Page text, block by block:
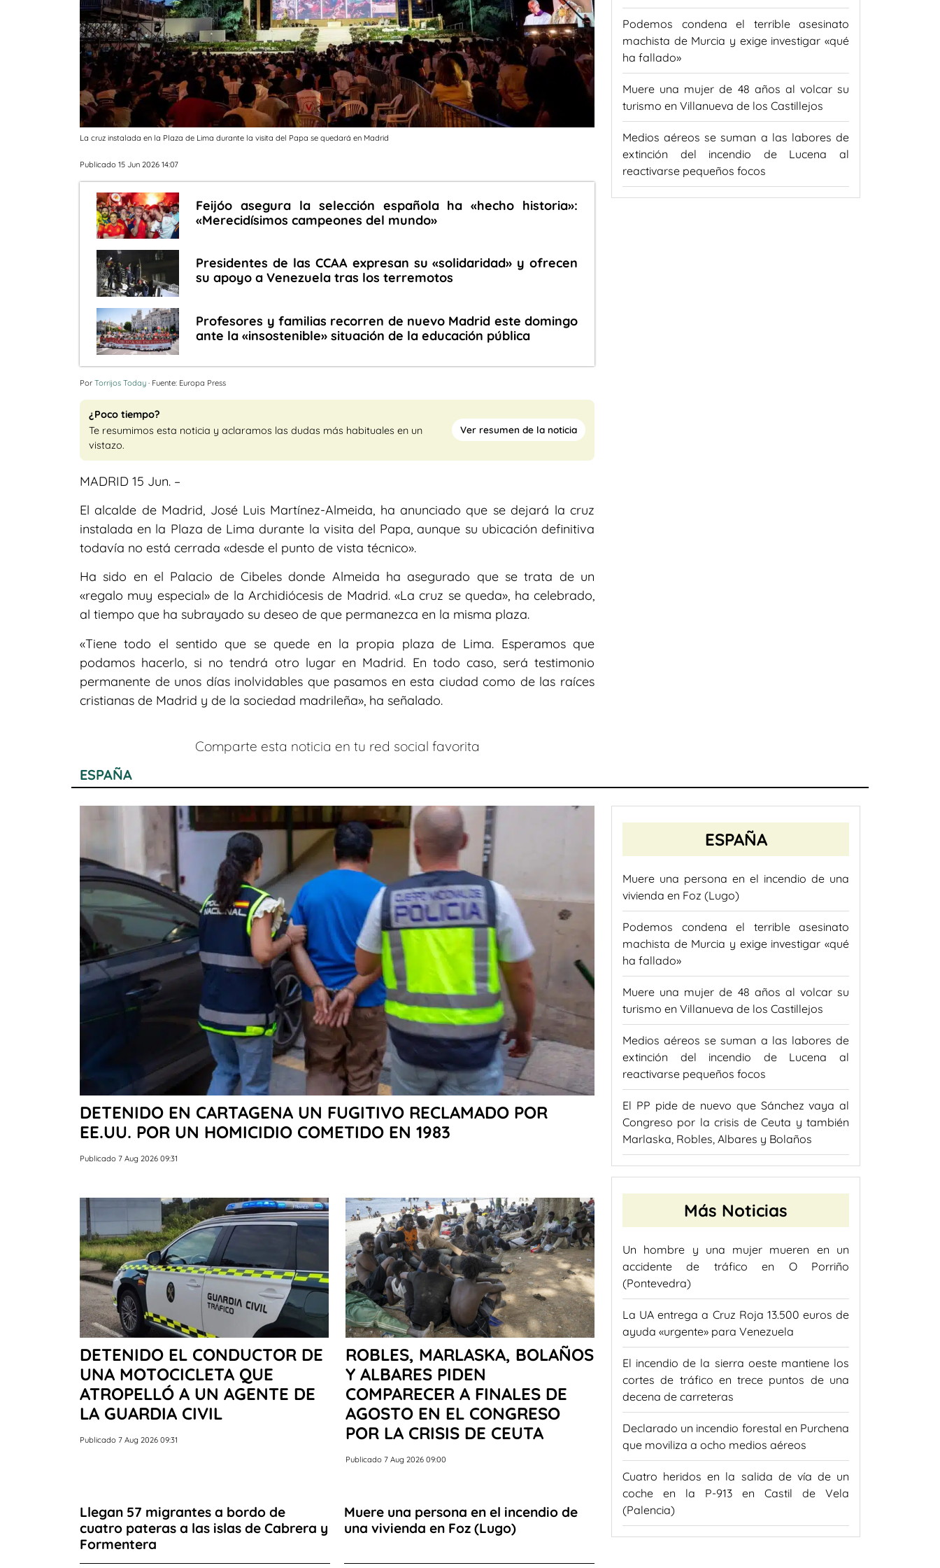
La cruz instalada en la Plaza de Lima durante la visita del Papa se quedará en Madrid
Publicado 15 Jun 2026 14:07
Feijóo asegura la selección española ha «hecho historia»:
«Merecidísimos campeones del mundo»
Presidentes de las CCAA expresan su «solidaridad» y ofrecen
su apoyo a Venezuela tras los terremotos
Profesores y familias recorren de nuevo Madrid este domingo
ante la «insostenible» situación de la educación pública
Por Torrijos Today · Fuente: Europa Press
¿Poco tiempo?
Te resumimos esta noticia y aclaramos las dudas más habituales en un
vistazo.
Ver resumen de la noticia
MADRID 15 Jun. –
El alcalde de Madrid, José Luis Martínez-Almeida, ha anunciado que se dejará la cruz
instalada en la Plaza de Lima durante la visita del Papa, aunque su ubicación definitiva
todavía no está cerrada «desde el punto de vista técnico».
Ha sido en el Palacio de Cibeles donde Almeida ha asegurado que se trata de un
«regalo muy especial» de la Archidiócesis de Madrid. «La cruz se queda», ha celebrado,
al tiempo que ha subrayado su deseo de que permanezca en la misma plaza.
«Tiene todo el sentido que se quede en la propia plaza de Lima. Esperamos que
podamos hacerlo, si no tendrá otro lugar en Madrid. En todo caso, será testimonio
permanente de unos días inolvidables que pasamos en esta ciudad como de las raíces
cristianas de Madrid y de la sociedad madrileña», ha señalado.
Comparte esta noticia en tu red social favorita
Podemos condena el terrible asesinato
machista de Murcia y exige investigar «qué
ha fallado»
Muere una mujer de 48 años al volcar su
turismo en Villanueva de los Castillejos
Medios aéreos se suman a las labores de
extinción del incendio de Lucena al
reactivarse pequeños focos
ESPAÑA
DETENIDO EN CARTAGENA UN FUGITIVO RECLAMADO POR
EE.UU. POR UN HOMICIDIO COMETIDO EN 1983
Publicado 7 Aug 2026 09:31
DETENIDO EL CONDUCTOR DE
UNA MOTOCICLETA QUE
ATROPELLÓ A UN AGENTE DE
LA GUARDIA CIVIL
Publicado 7 Aug 2026 09:31
ROBLES, MARLASKA, BOLAÑOS
Y ALBARES PIDEN
COMPARECER A FINALES DE
AGOSTO EN EL CONGRESO
POR LA CRISIS DE CEUTA
Publicado 7 Aug 2026 09:00
Llegan 57 migrantes a bordo de
cuatro pateras a las islas de Cabrera y
Formentera
Muere una persona en el incendio de
una vivienda en Foz (Lugo)
ESPAÑA
Muere una persona en el incendio de una
vivienda en Foz (Lugo)
Podemos condena el terrible asesinato
machista de Murcia y exige investigar «qué
ha fallado»
Muere una mujer de 48 años al volcar su
turismo en Villanueva de los Castillejos
Medios aéreos se suman a las labores de
extinción del incendio de Lucena al
reactivarse pequeños focos
El PP pide de nuevo que Sánchez vaya al
Congreso por la crisis de Ceuta y también
Marlaska, Robles, Albares y Bolaños
Más Noticias
Un hombre y una mujer mueren en un
accidente de tráfico en O Porriño
(Pontevedra)
La UA entrega a Cruz Roja 13.500 euros de
ayuda «urgente» para Venezuela
El incendio de la sierra oeste mantiene los
cortes de tráfico en trece puntos de una
decena de carreteras
Declarado un incendio forestal en Purchena
que moviliza a ocho medios aéreos
Cuatro heridos en la salida de vía de un
coche en la P-913 en Castil de Vela
(Palencia)